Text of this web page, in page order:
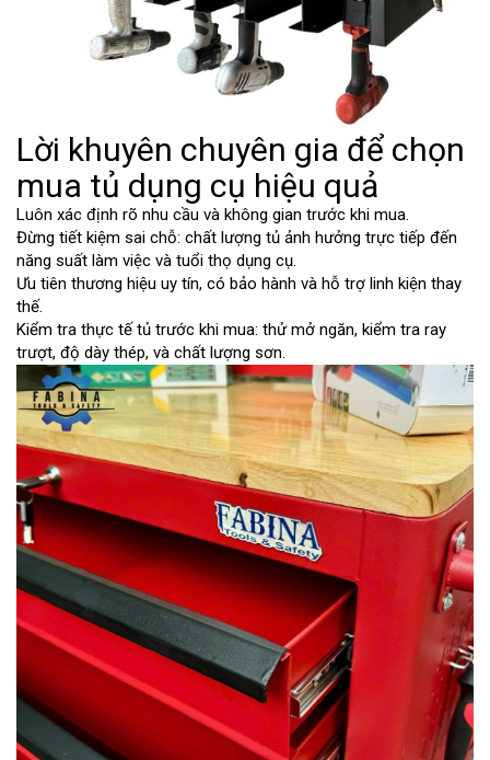
Lời khuyên chuyên gia để chọn
mua tủ dụng cụ hiệu quả
Luôn xác định rõ nhu cầu và không gian trước khi mua.
Đừng tiết kiệm sai chỗ: chất lượng tủ ảnh hưởng trực tiếp đến
năng suất làm việc và tuổi thọ dụng cụ.
Ưu tiên thương hiệu uy tín, có bảo hành và hỗ trợ linh kiện thay
thế.
Kiểm tra thực tế tủ trước khi mua: thử mở ngăn, kiểm tra ray
trượt, độ dày thép, và chất lượng sơn.